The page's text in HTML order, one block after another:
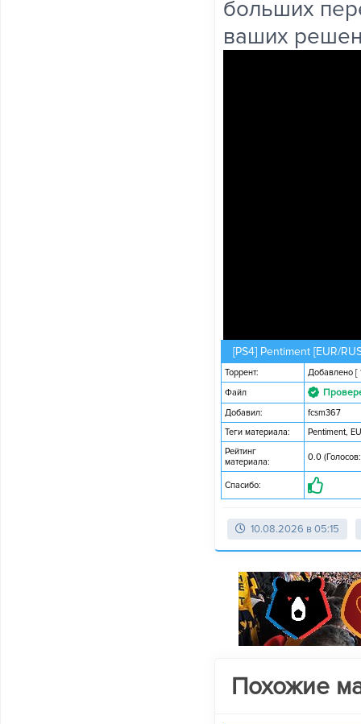
больших
ваших
[PS4] Pentiment [EUR/
Торрент: Добавлено [
Файл
Добавил:
fcsm367
Теги материала:
Pentiment,
Рейтинг
материала:
0.0
Спасибо:
10.08.2026 в 05:15
Похожие